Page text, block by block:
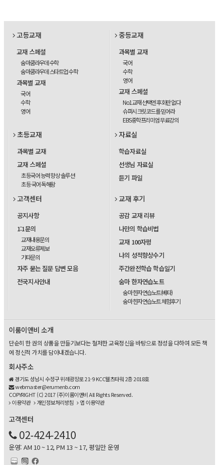
고등교재
교재 스페셜
숨마쿰라우데 수학
숨마쿰라우데 스타트업 수학
과목별 교재
국어
수학
영어
중등교재
과목별 교재
국어
수학
영어
교재 스페셜
No1교재 선택엔 후회란 없다
슈퍼시크릿코드를 믿어라
EBS중학프리미엄 무료강의
초등교재
과목별 교재
교재 스페셜
초등국어 능력 향상 솔루션
초등 국어 독해왕
자료실
학습자료실
선생님 자료실
듣기 파일
고객센터
공지사항
1:1문의
교재내용문의
교재오류제보
기타문의
자주 묻는 질문 답변 모음
전국지사안내
교재 후기
공감 교재 리뷰
나만의 학습비법
교재 100자평
나의 성적향상수기
주간완전학습 학습일기
숨마 한자연습노트
숨마 한자연습노트(베타)
숨마 한자연습노트 체험후기
이룸이앤비 소개
단순히 한 권의 상품을 만들기보다는 철저한 교육정신을 바탕으로 정성을 다하여 모든 책
에 정신적 가치를 담아내겠습니다.
회사주소
경기도 성남시 수정구 위례광장로 21-9 KCC웰츠타워 2층 2018호
webmaster@erumenb.com
COPYRIGHT (C) 2017 (주)이룸이앤비 All Rights Reserved.
이용약관
개인정보처리방침 앱 이용약관
고객센터
02-424-2410
운영: AM 10 ~ 12, PM 13 ~ 17, 평일만 운영